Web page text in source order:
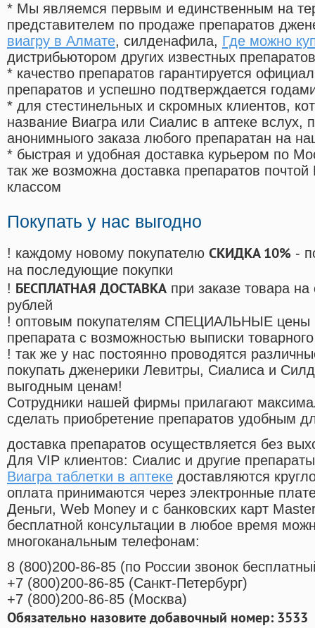
* Мы являемся первым и единственным на
представителем по продаже препаратов
виагру в Алмате, силденафила, Где можно
дистрибьютором других известных препаратов
* качество препаратов гарантируется
препаратов и успешно подтверждается
* для стестинельных и скромных клиентов,
название Виагра или Сиалис в аптеке вслух,
анонимныого заказа любого препаратан на
* быстрая и удобная доставка курьером по
так же возможна доставка препаратов
классом
Покупать у нас выгодно
! каждому новому покупателю СКИДКА 10% -
на последующие покупки
! БЕСПЛАТНАЯ ДОСТАВКА при заказе товара
рублей
! оптовым покупателям СПЕЦИАЛЬНЫЕ цены
препарата с возможностью выписки
! так же у нас постоянно проводятся
покупать дженерики Левитры, Сиалиса и
выгодным ценам!
Cотрудники нашей фирмы прилагают
сделать приобретение препаратов удобным
доставка препаратов осуществляется без
Для VIP клиентов: Сиалис и другие
Виагра таблетки в аптеке доставляются
оплата принимаются через электронные
Деньги, Web Money и с банковских карт
бесплатной консультации в любое время
многоканальным телефонам:
8 (800)200-86-85 (по России звонок
+7 (800)200-86-85 (Санкт-Петербург)
+7 (800)200-86-85 (Москва)
Обязательно назовите добавочный номер: 3533